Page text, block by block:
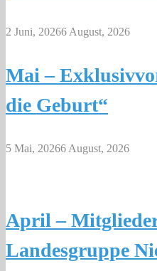
2 Juni, 20266 August, 2026
Mai –
die Geburt“
5 Mai, 20266 August, 2026
April –
Landesgruppe